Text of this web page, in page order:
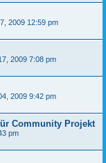
2009 12:59 pm
2009 7:08 pm
2009 9:42 pm
Community Projekt
pm